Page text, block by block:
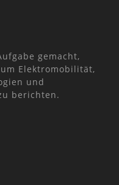
gemacht,
Elektromobilität,
und
berichten.